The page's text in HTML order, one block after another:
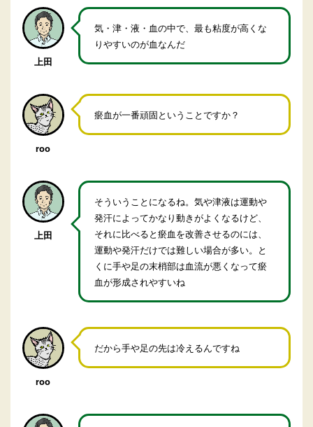
上田
気・津・液・血の中で、最も粘度が高くな
りやすいのが血なんだ
roo
瘀血が一番頑固ということですか？
上田
そういうことになるね。気や津液は運動や
発汗によってかなり動きがよくなるけど、
それに比べると瘀血を改善させるのには、
運動や発汗だけでは難しい場合が多い。と
くに手や足の末梢部は血流が悪くなって瘀
血が形成されやすいね
roo
だから手や足の先は冷えるんですね